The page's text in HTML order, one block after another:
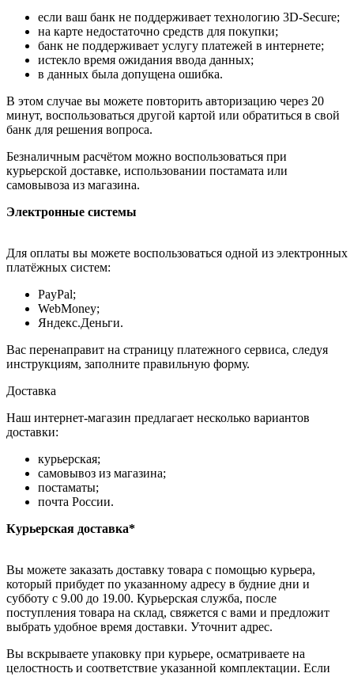
если ваш банк не поддерживает технологию 3D-Secure;
на карте недостаточно средств для покупки;
банк не поддерживает услугу платежей в интернете;
истекло время ожидания ввода данных;
в данных была допущена ошибка.
В этом случае вы можете повторить авторизацию через 20
минут, воспользоваться другой картой или обратиться в свой
банк для решения вопроса.
Безналичным расчётом можно воспользоваться при
курьерской доставке, использовании постамата или
самовывоза из магазина.
Электронные системы
Для оплаты вы можете воспользоваться одной из электронных
платёжных систем:
PayPal;
WebMoney;
Яндекс.Деньги.
Вас перенаправит на страницу платежного сервиса, следуя
инструкциям, заполните правильную форму.
Доставка
Наш интернет-магазин предлагает несколько вариантов
доставки:
курьерская;
самовывоз из магазина;
постаматы;
почта России.
Курьерская доставка*
Вы можете заказать доставку товара с помощью курьера,
который прибудет по указанному адресу в будние дни и
субботу с 9.00 до 19.00. Курьерская служба, после
поступления товара на склад, свяжется с вами и предложит
выбрать удобное время доставки. Уточнит адрес.
Вы вскрываете упаковку при курьере, осматриваете на
целостность и соответствие указанной комплектации. Если